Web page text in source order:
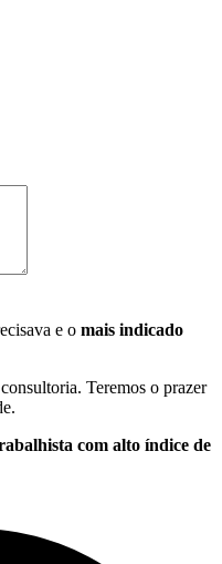
e o mais indicado
Teremos o prazer
com alto índice de